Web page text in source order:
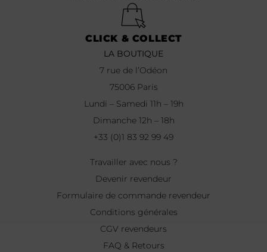
CLICK & COLLECT
LA BOUTIQUE
7 rue de l’Odéon
75006 Paris
Lundi – Samedi 11h – 19h
Dimanche 12h – 18h
+33 (0)1 83 92 99 49
Travailler avec nous ?
Devenir revendeur
Formulaire de commande revendeur
Conditions générales
CGV revendeurs
FAQ & Retours